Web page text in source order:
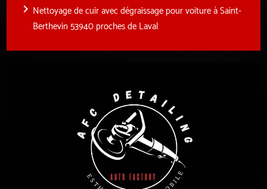
navigate_next Nettoyage de cuir avec dégraissage pour voiture à Saint-
Berthevin 53940 proches de Laval